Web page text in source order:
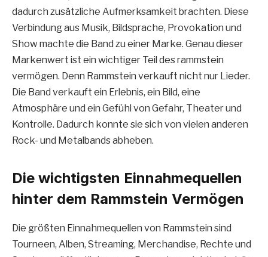
dadurch zusätzliche Aufmerksamkeit brachten. Diese
Verbindung aus Musik, Bildsprache, Provokation und
Show machte die Band zu einer Marke. Genau dieser
Markenwert ist ein wichtiger Teil des rammstein
vermögen. Denn Rammstein verkauft nicht nur Lieder.
Die Band verkauft ein Erlebnis, ein Bild, eine
Atmosphäre und ein Gefühl von Gefahr, Theater und
Kontrolle. Dadurch konnte sie sich von vielen anderen
Rock- und Metalbands abheben.
Die wichtigsten Einnahmequellen
hinter dem Rammstein Vermögen
Die größten Einnahmequellen von Rammstein sind
Tourneen, Alben, Streaming, Merchandise, Rechte und